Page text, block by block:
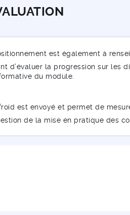
est également à
d’évaluer la progression sur les
du module.
est envoyé et permet de
de la mise en pratique des